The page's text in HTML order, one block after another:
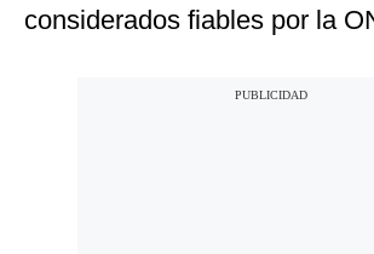
considerados fiables por la